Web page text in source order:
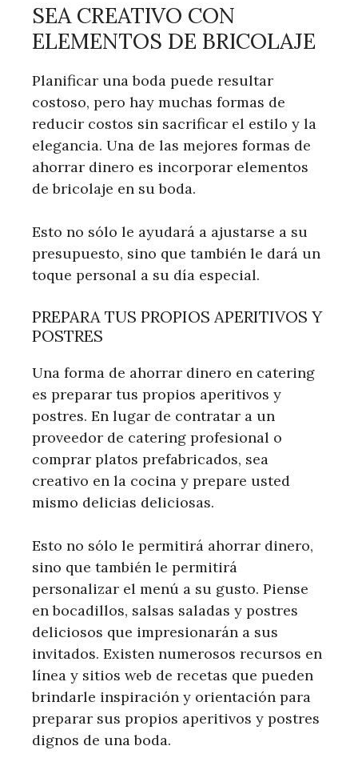
SEA CREATIVO CON
ELEMENTOS DE BRICOLAJE
Planificar una boda puede resultar
costoso, pero hay muchas formas de
reducir costos sin sacrificar el estilo y la
elegancia. Una de las mejores formas de
ahorrar dinero es incorporar elementos
de bricolaje en su boda.
Esto no sólo le ayudará a ajustarse a su
presupuesto, sino que también le dará un
toque personal a su día especial.
PREPARA TUS PROPIOS APERITIVOS Y
POSTRES
Una forma de ahorrar dinero en catering
es preparar tus propios aperitivos y
postres. En lugar de contratar a un
proveedor de catering profesional o
comprar platos prefabricados, sea
creativo en la cocina y prepare usted
mismo delicias deliciosas.
Esto no sólo le permitirá ahorrar dinero,
sino que también le permitirá
personalizar el menú a su gusto. Piense
en bocadillos, salsas saladas y postres
deliciosos que impresionarán a sus
invitados. Existen numerosos recursos en
línea y sitios web de recetas que pueden
brindarle inspiración y orientación para
preparar sus propios aperitivos y postres
dignos de una boda.